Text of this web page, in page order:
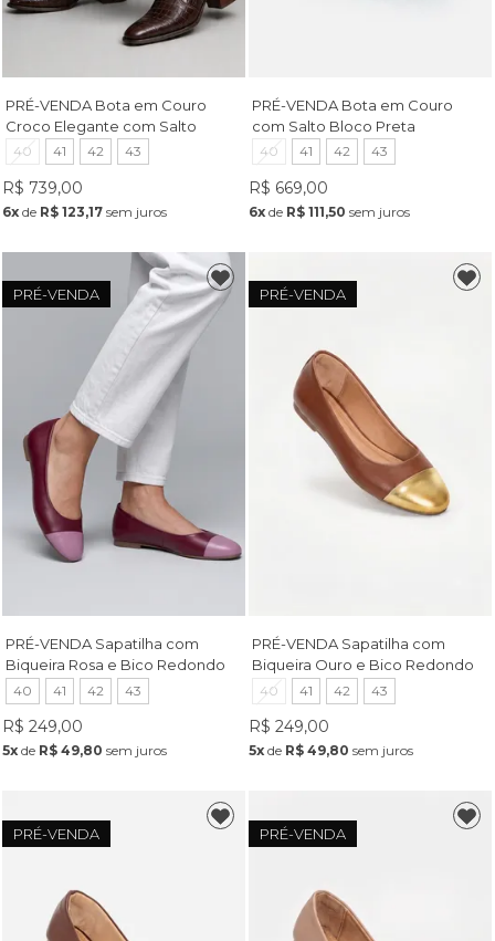
PRÉ-VENDA Bota em Couro
Croco Elegante com Salto
Bloco Café
40 41 42 43
R$ 739,00
6xde R$ 123,17sem juros
PRÉ-VENDA Bota em Couro
com Salto Bloco Preta
40 41 42 43
R$ 669,00
6x de R$ 111,50 sem juros
PRÉ-VENDA
PRÉ-VENDA Sapatilha com
Biqueira Rosa e Bico Redondo
Vermelha
40 41 42 43
R$ 249,00
5xde R$ 49,80 sem juros
PRÉ-VENDA
PRÉ-VENDA Sapatilha com
Biqueira Ouro e Bico Redondo
Tostado
40 41 42 43
R$ 249,00
5x de R$ 49,80 sem juros
PRÉ-VENDA PRÉ-VENDA